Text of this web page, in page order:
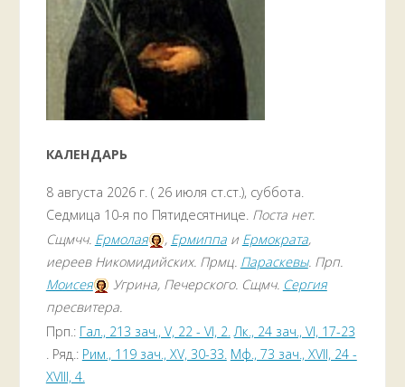
КАЛЕНДАРЬ
8 августа 2026 г. ( 26 июля ст.ст.), суббота.
Седмица 10-я по Пятидесятнице. Поста нет.
Сщмчч. Ермолая , Ермиппаи Ермократа,
иереев Никомидийских. Прмц. Параскевы. Прп.
Моисея
Угрина, Печерского. Сщмч. Сергия
пресвитера.
Прп.: Гал., 213 зач., V, 22 - VI, 2. Лк., 24 зач., VI, 17-23
. Ряд.: Рим., 119 зач., XV, 30-33. Мф., 73 зач., XVII, 24 -
XVIII, 4.